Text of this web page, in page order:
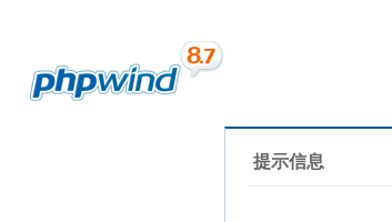
提示信息